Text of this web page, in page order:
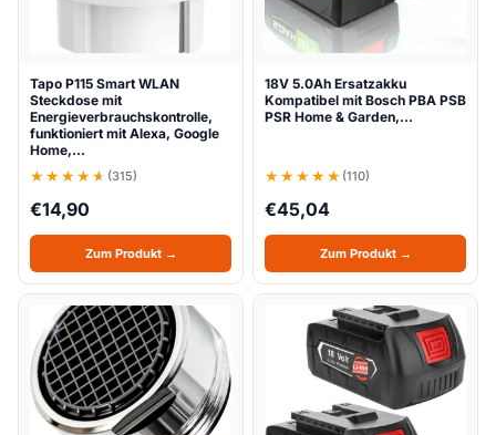
Tapo P115 Smart WLAN
Steckdose mit
Energieverbrauchskontrolle,
funktioniert mit Alexa, Google
Home,…
(315)
€14,90
Zum Produkt →
18V 5.0Ah Ersatzakku
Kompatibel mit Bosch PBA PSB
PSR Home & Garden,…
(110)
€45,04
Zum Produkt →